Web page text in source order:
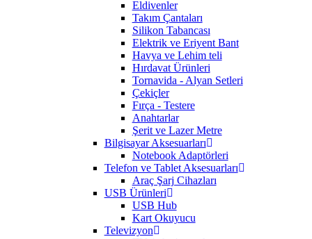
Eldivenler
Takım Çantaları
Silikon Tabancası
Elektrik ve Eriyent Bant
Havya ve Lehim teli
Hırdavat Ürünleri
Tornavida - Alyan Setleri
Çekiçler
Fırça - Testere
Anahtarlar
Şerit ve Lazer Metre
Bilgisayar Aksesuarları
Notebook Adaptörleri
Telefon ve Tablet Aksesuarları
Araç Şarj Cihazları
USB Ürünleri
USB Hub
Kart Okuyucu
Televizyon